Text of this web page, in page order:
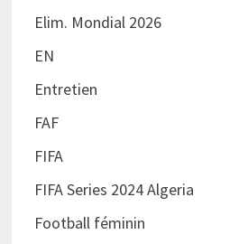
Elim. Mondial 2026
EN
Entretien
FAF
FIFA
FIFA Series 2024 Algeria
Football féminin